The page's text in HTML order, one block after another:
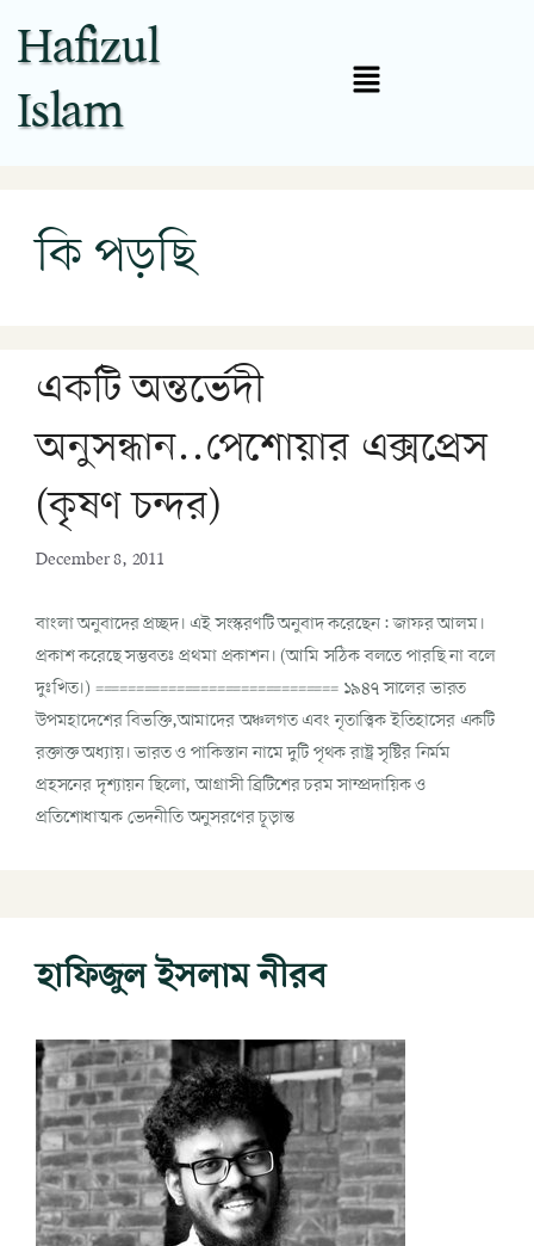
Hafizul
Islam
কি পড়ছি
একটি অন্তর্ভেদী
অনুসন্ধান..পেশোয়ার এক্সপ্রেস
(কৃষণ চন্দর)
December 8, 2011
বাংলা অনুবাদের প্রচ্ছদ। এই সংস্করণটি অনুবাদ করেছেন: জাফর আলম।
প্রকাশ করেছে সম্ভবতঃ প্রথমা প্রকাশন। (আমি সঠিক বলতে পারছি না বলে
দুঃখিত।) ============================== ১৯৪৭ সালের ভারত
উপমহাদেশের বিভক্তি,আমাদের অঞ্চলগত এবং নৃতাত্ত্বিক ইতিহাসের একটি
রক্তাক্ত অধ্যায়। ভারত ও পাকিস্তান নামে দুটি পৃথক রাষ্ট্র সৃষ্টির নির্মম
প্রহসনের দৃশ্যায়ন ছিলো, আগ্রাসী ব্রিটিশের চরম সাম্প্রদায়িক ও
প্রতিশোধাত্মক ভেদনীতি অনুসরণের চূড়ান্ত
হাফিজুল ইসলাম নীরব